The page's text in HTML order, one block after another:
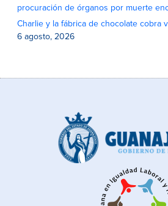
procuración de órganos por muerte
Charlie y la fábrica de chocolate cobra
6 agosto, 2026